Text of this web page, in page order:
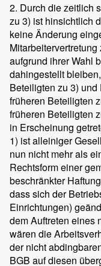
2. Durch die zeitlich
zu 3) ist hinsichtlich
keine Änderung
aufgrund ihrer Wahl
dahingestellt
Beteiligten zu 3)
früheren Beteiligten
früheren Beteiligten
in Erscheinung
1) ist alleiniger
nun nicht mehr als
Rechtsform einer
beschränkter
dass sich der
Einrichtungen)
dem Auftreten eines
wären die
der nicht
BGB auf diesen